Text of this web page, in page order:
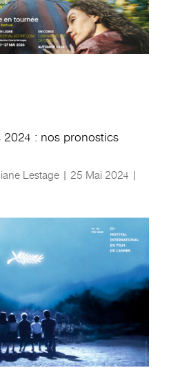
2024 : nos pronostics
Lestage| 25 Mai 2024 |